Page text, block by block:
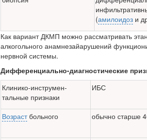
(амилоидоз и
Как вариант ДКМП можно рассматривать
алкогольного анамнезайарушений
нервной системы.
Дифференциально-диагностические
Клинико-инструмен-
тальные признаки
ИБС
Возрастбольного обычно старше